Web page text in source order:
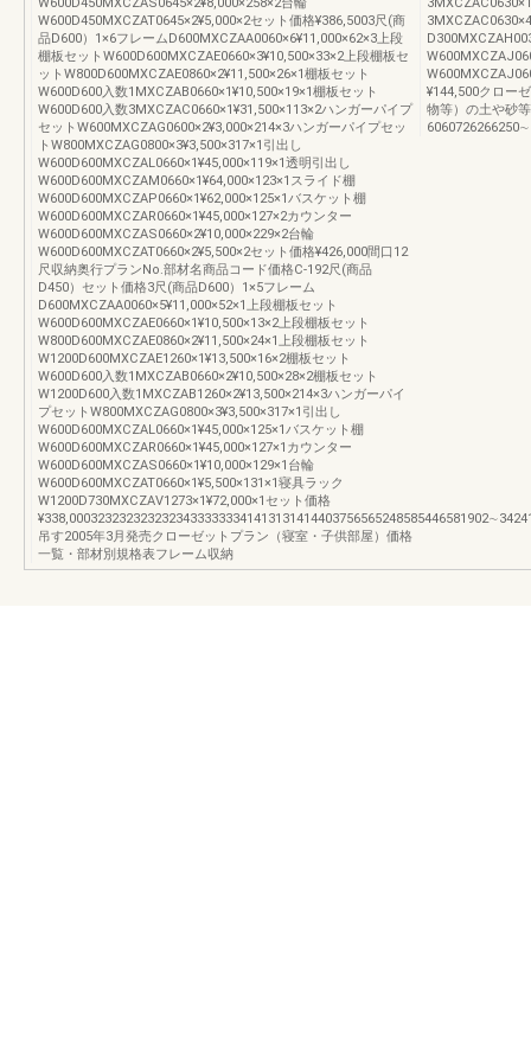
W600D450MXCZAT0645×2¥5,000×2セット価格¥386,5003尺(商
品D600）1×6フレームD600MXCZAA0060×6¥11,000×62×3上段
棚板セットW600D600MXCZAE0660×3¥10,500×33×2上段棚板セ
ットW800D600MXCZAE0860×2¥11,500×26×1棚板セット
W600D600入数1MXCZAB0660×1¥10,500×19×1棚板セット
W600D600入数3MXCZAC0660×1¥31,500×113×2ハンガーパイプ
セットW600MXCZAG0600×2¥3,000×214×3ハンガーパイプセッ
トW800MXCZAG0800×3¥3,500×317×1引出し
W600D600MXCZAL0660×1¥45,000×119×1透明引出し
W600D600MXCZAM0660×1¥64,000×123×1スライド棚
W600D600MXCZAP0660×1¥62,000×125×1バスケット棚
W600D600MXCZAR0660×1¥45,000×127×2カウンター
W600D600MXCZAS0660×2¥10,000×229×2台輪
W600D600MXCZAT0660×2¥5,500×2セット価格¥426,000間口12
尺収納奥行プランNo.部材名商品コード価格C-192尺(商品
D450）セット価格3尺(商品D600）1×5フレーム
D600MXCZAA0060×5¥11,000×52×1上段棚板セット
W600D600MXCZAE0660×1¥10,500×13×2上段棚板セット
W800D600MXCZAE0860×2¥11,500×24×1上段棚板セット
W1200D600MXCZAE1260×1¥13,500×16×2棚板セット
W600D600入数1MXCZAB0660×2¥10,500×28×2棚板セット
W1200D600入数1MXCZAB1260×2¥13,500×214×3ハンガーパイ
プセットW800MXCZAG0800×3¥3,500×317×1引出し
W600D600MXCZAL0660×1¥45,000×125×1バスケット棚
W600D600MXCZAR0660×1¥45,000×127×1カウンター
W600D600MXCZAS0660×1¥10,000×129×1台輪
W600D600MXCZAT0660×1¥5,500×131×1寝具ラック
W1200D730MXCZAV1273×1¥72,000×1セット価格
吊す2005年3月発売クローゼットプラン（寝室・子供部屋）価格
一覧・部材別規格表フレーム収納
¥144,500クロー
物等）の土や砂